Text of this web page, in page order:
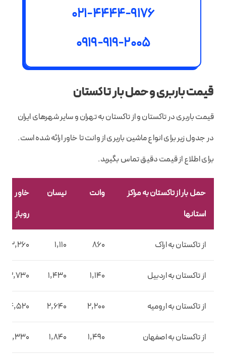
021-4444-9176
0919-919-2005
قیمت باربری و حمل بار تاکستان
قیمت باربری در تاکستان و از تاکستان به تهران و سایر شهرهای ایران
در جدول زیر برای انواع ماشین باربری از وانت تا خاور ارائه شده است.
برای اطلاع از قیمت دقیق تماس بگیرید.
حمل بار از تاکستان به مراکز
استانها
وانت نیسان
خاور
روباز
از تاکستان به اراک 860
1,110
2,260
از تاکستان به اردبیل 1,140
1,430
2,730
از تاکستان به ارومیه 2,200
2,640
4,520
از تاکستان به اصفهان 1,490
1,840
3,330